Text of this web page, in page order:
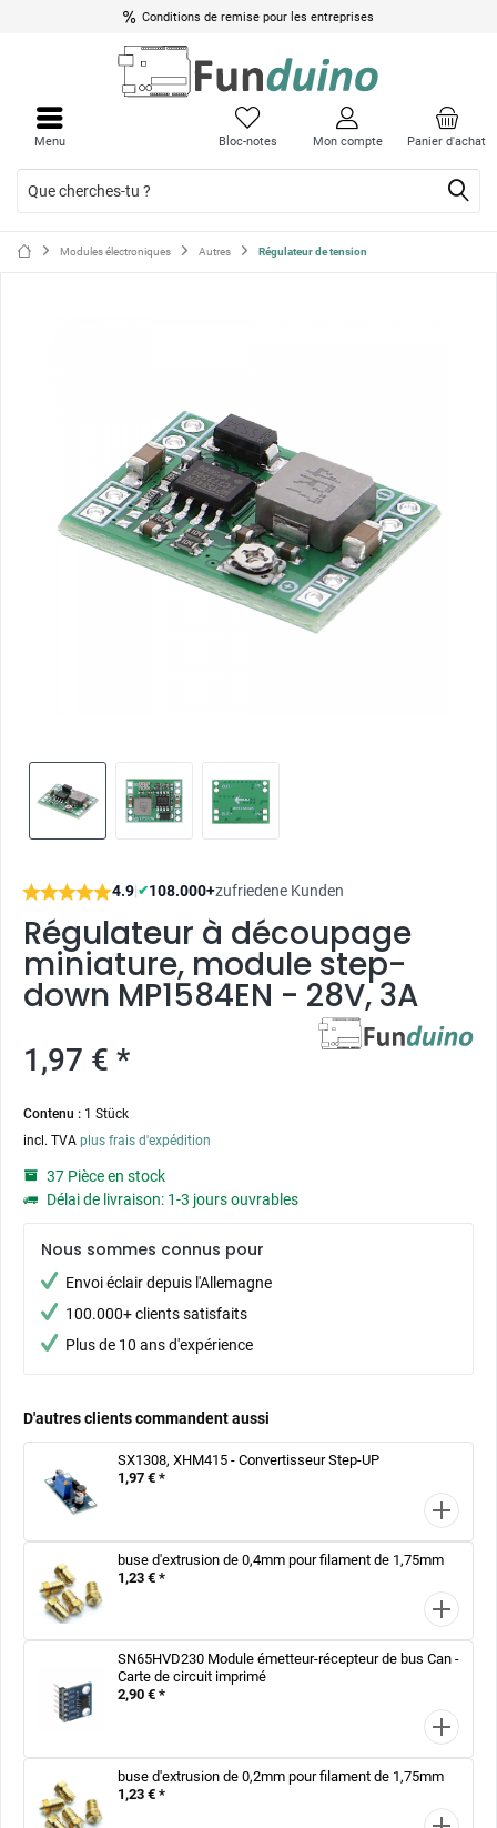
Conditions de remise pour les entreprises
Panier d'achat
Bloc-notes Mon compte
Menu
Modules électroniques Autres Régulateur de tension
4.9|✔108.000+zufriedene Kunden
Régulateur à découpage
miniature, module step-
down MP1584EN - 28V, 3A
1,97 € *
Contenu : 1 Stück
incl. TVA plus frais d'expédition
37 Pièce en stock
Délai de livraison: 1-3 jours ouvrables
Nous sommes connus pour
Envoi éclair depuis l'Allemagne
100.000+ clients satisfaits
Plus de 10 ans d'expérience
D'autres clients commandent aussi
SX1308, XHM415 - Convertisseur Step-UP
1,97 € *
buse d'extrusion de 0,4mm pour filament de 1,75mm
1,23 € *
SN65HVD230 Module émetteur-récepteur de bus Can -
Carte de circuit imprimé
2,90 € *
buse d'extrusion de 0,2mm pour filament de 1,75mm
1,23 € *
le
menu
le
menu